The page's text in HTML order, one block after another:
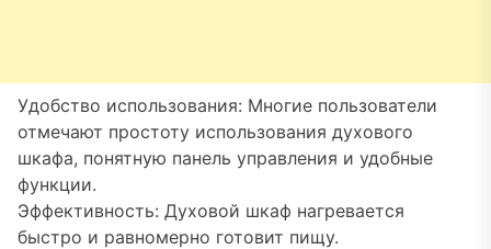
Удобство использования: Многие пользователи
отмечают простоту использования духового
шкафа, понятную панель управления и удобные
функции.
Эффективность: Духовой шкаф нагревается
быстро и равномерно готовит пищу.